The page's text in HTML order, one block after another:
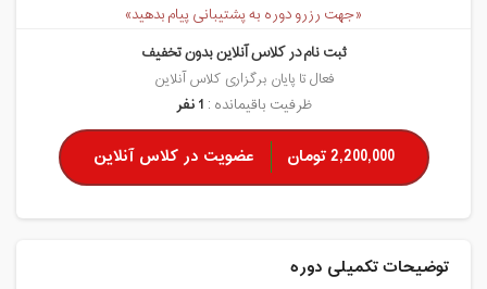
پیشنهادهای ویژه
تخفیفهای مشارکتی
درباره ما
«جهت رزرو دوره به پشتیبانی پیام بدهید»
ثبت نام در کلاس آنلاین بدون تخفیف
فعال تا پایان برگزاری کلاس آنلاین
ظرفیت باقیمانده : 1 نفر
2,200,000 تومان عضویت در کلاس آنلاین
توضیحات تکمیلی دوره